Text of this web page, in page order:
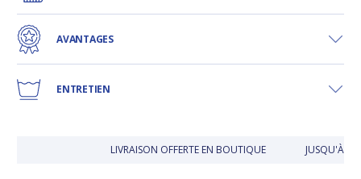
AVANTAGES
ENTRETIEN
LIVRAISON OFFERTE EN BOUTIQUE JUSQU'À